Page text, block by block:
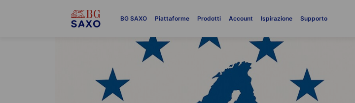
BG SAXO Piattaforme Prodotti Account Ispirazione Supporto